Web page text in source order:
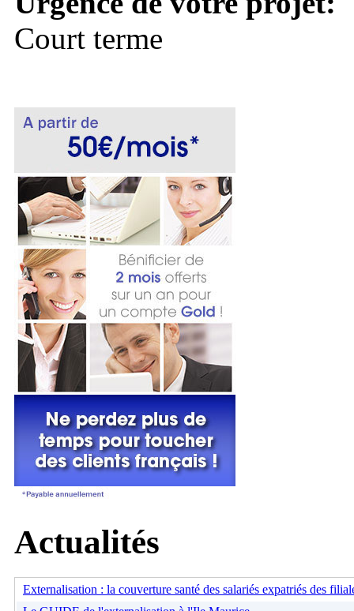
Court terme
Actualités
Externalisation : la couverture santé des salariés expatriés des